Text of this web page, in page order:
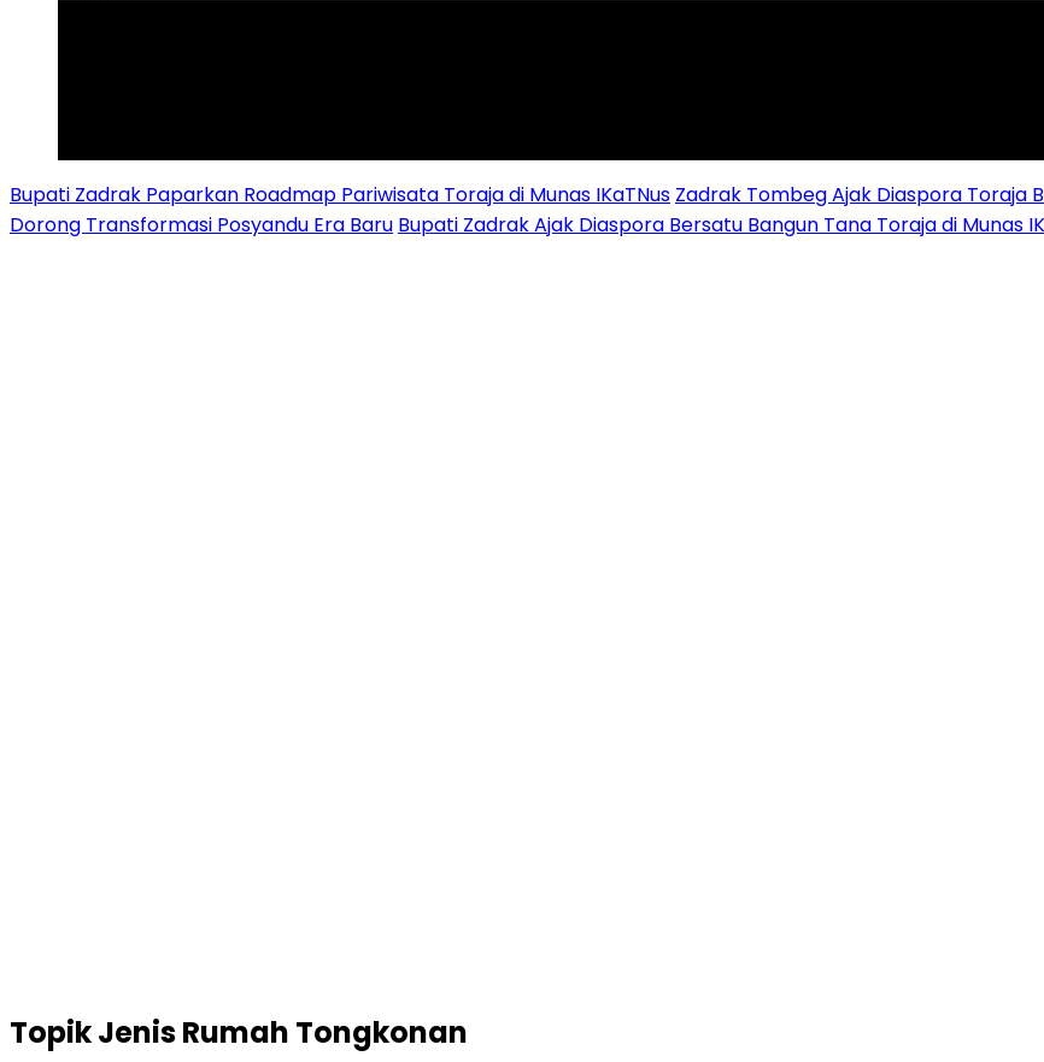
Bupati Zadrak Paparkan Roadmap Pariwisata Toraja di Munas IKaTNus Zadrak Tombeg Ajak Diaspora Toraja
Dorong Transformasi Posyandu Era Baru Bupati Zadrak Ajak Diaspora Bersatu Bangun Tana Toraja di Munas
TopikJenis Rumah Tongkonan